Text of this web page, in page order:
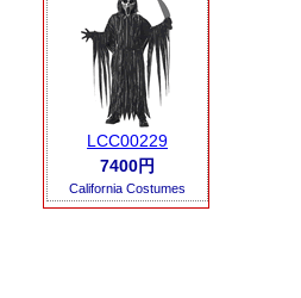
LCC00229
7400円
California Costumes